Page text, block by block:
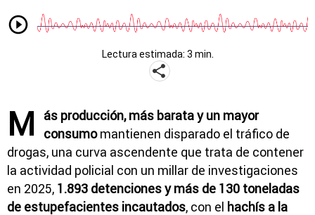
Lectura estimada: 3 min.
M
ás producción, más barata y un mayor
consumomantienen disparado el tráfico de
drogas, una curva ascendente que trata de contener
la actividad policial con un millar de investigaciones
en 2025, 1.893 detenciones y más de 130 toneladas
de estupefacientes incautados, con el hachís a la